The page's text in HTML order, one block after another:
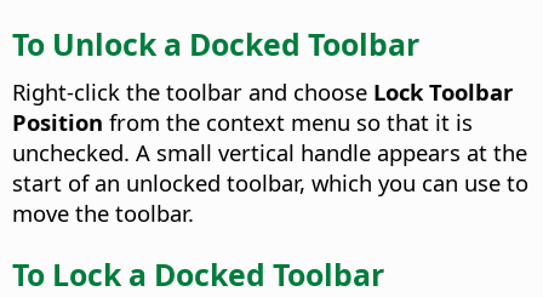
To Unlock a Docked Toolbar
Right-click the toolbar and choose Lock Toolbar
Position from the context menu so that it is
unchecked. A small vertical handle appears at the
start of an unlocked toolbar, which you can use to
move the toolbar.
To Lock a Docked Toolbar